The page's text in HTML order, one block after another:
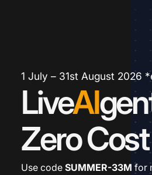
1 July – 31st August 2026
LiveAI
Zero Cost
Use code SUMMER-33M for